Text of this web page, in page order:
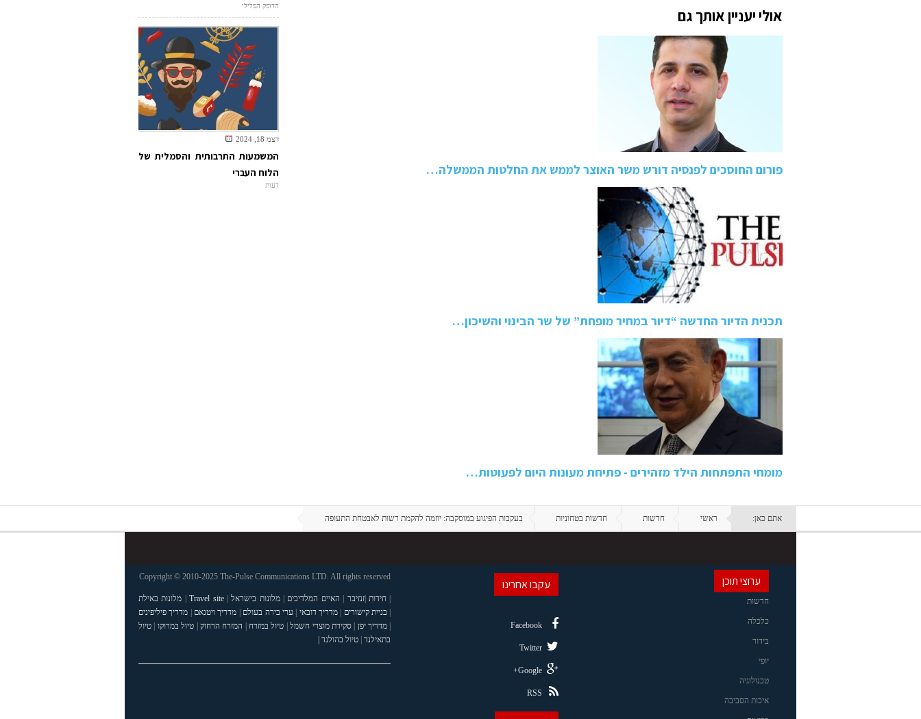
אולי יעניין אותך גם
פורום החוסכים לפנסיה דורש משר האוצר לממש את החלטות הממשלה…
תכנית הדיור החדשה “דיור במחיר מופחת” של שר הבינוי והשיכון…
מומחי התפתחות הילד מזהירים - פתיחת מעונות היום לפעוטות…
הדופק הפלילי
דצמ 18, 2024
המשמעות התרבותית והסמלית של
הלוח העברי
דעות
אתם כאן: ראשי חדשות חדשות בטחוניות בעקבות הפיגוע במוסקבה: יוזמה להקמת רשות לאבטחת התעופה
ערוצי תוכן
חדשות
כלכלה
בידור
יופי
טכנולוגיה
איכות הסביבה
עקבו אחרינו
Facebook
Twitter
Google+
RSS
Copyright © 2010-2025 The-Pulse Communications LTD. All rights reserved
| חידות |זנזיבר | האיים המלדיבים |מלונות בישראל|
Travel site
| מלונות באילת
| בניית קישורים |מדריך דובאי | ערי בירה בעולם | מדריך ויטנאם | מדריך פיליפינים
| מדריך יפן |סקירת מוצרי חשמל| טיול במזרח | המזרח הרחוק | טיול במרוקו | טיול
בתאילנד| טיול בהולנד |